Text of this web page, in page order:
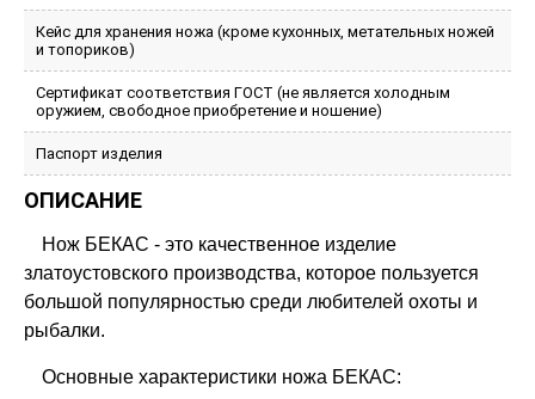
Кейс для хранения ножа (кроме кухонных, метательных ножей
и топориков)
Сертификат соответствия ГОСТ (не является холодным
оружием, свободное приобретение и ношение)
Паспорт изделия
ОПИСАНИЕ
Нож БЕКАС - это качественное изделие
златоустовского производства, которое пользуется
большой популярностью среди любителей охоты и
рыбалки.
Основные характеристики ножа БЕКАС: